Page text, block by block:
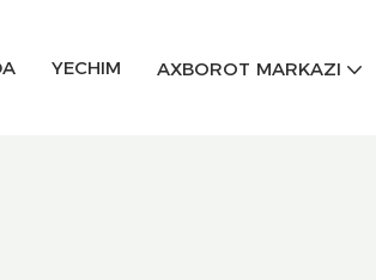
YECHIM AXBOROT MARKAZI